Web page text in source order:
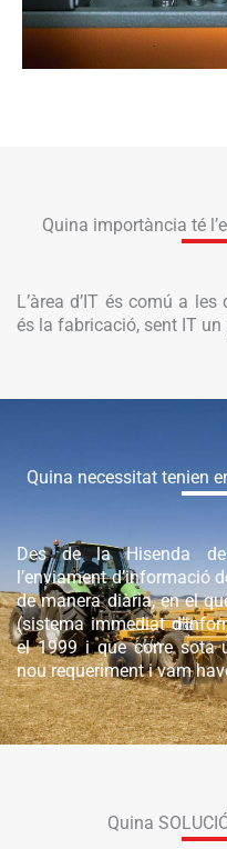
Quina importància té
L’àrea d’IT és comú a
és la fabricació, sent IT
Quina necessitat tenien
Des de la Hisenda
l’enviament d’informació
de manera diària, en el
(sistema immediat
el 1999 i que corre sota
nou requeriment i vam
Quina